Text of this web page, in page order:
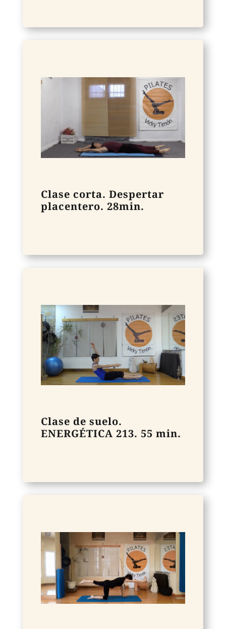
Clase corta. Despertar
placentero. 28min.
Clase de suelo.
ENERGÉTICA 213. 55 min.